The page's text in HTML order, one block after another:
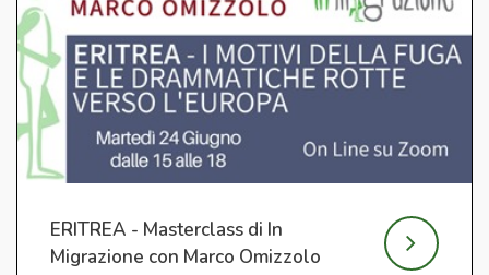
ERITREA - Masterclass di In
Migrazione con Marco Omizzolo